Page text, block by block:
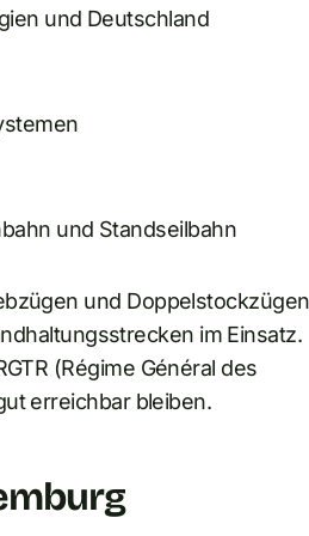
und Deutschland
und Standseilbahn
und
im Einsatz.
(Régime Général des
erreichbar bleiben.